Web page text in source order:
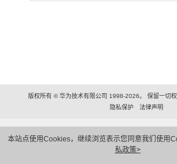
本站点使用Cookies，继续浏览表示您同意我们使用
私政策>
版权所有 © 华为技术有限公司 1998-2026。 保留一切
隐私保护
法律声明